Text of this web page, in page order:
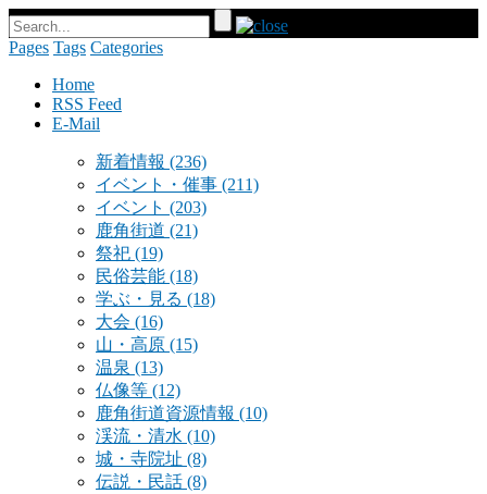
Pages Tags Categories
Home
RSS Feed
E-Mail
新着情報 (236)
イベント・催事 (211)
イベント (203)
鹿角街道 (21)
祭祀 (19)
民俗芸能 (18)
学ぶ・見る (18)
大会 (16)
山・高原 (15)
温泉 (13)
仏像等 (12)
鹿角街道資源情報 (10)
渓流・清水 (10)
城・寺院址 (8)
伝説・民話 (8)